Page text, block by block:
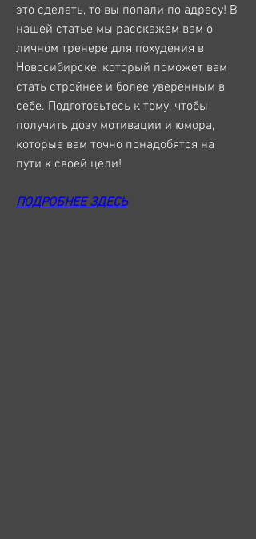
это сделать, то вы попали по адресу! В
нашей статье мы расскажем вам о
личном тренере для похудения в
Новосибирске, который поможет вам
стать стройнее и более уверенным в
себе. Подготовьтесь к тому, чтобы
получить дозу мотивации и юмора,
которые вам точно понадобятся на
пути к своей цели!
ПОДРОБНЕЕ ЗДЕСЬ